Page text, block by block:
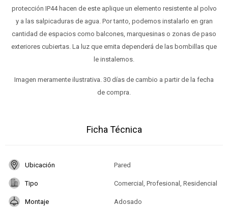
protección IP44 hacen de este aplique un elemento resistente al polvo
y a las salpicaduras de agua. Por tanto, podemos instalarlo en gran
cantidad de espacios como balcones, marquesinas o zonas de paso
exteriores cubiertas. La luz que emita dependerá de las bombillas que
le instalemos.
Imagen meramente ilustrativa. 30 días de cambio a partir de la fecha
de compra.
Ficha Técnica
Ubicación Pared
Tipo Comercial, Profesional, Residencial
Montaje Adosado